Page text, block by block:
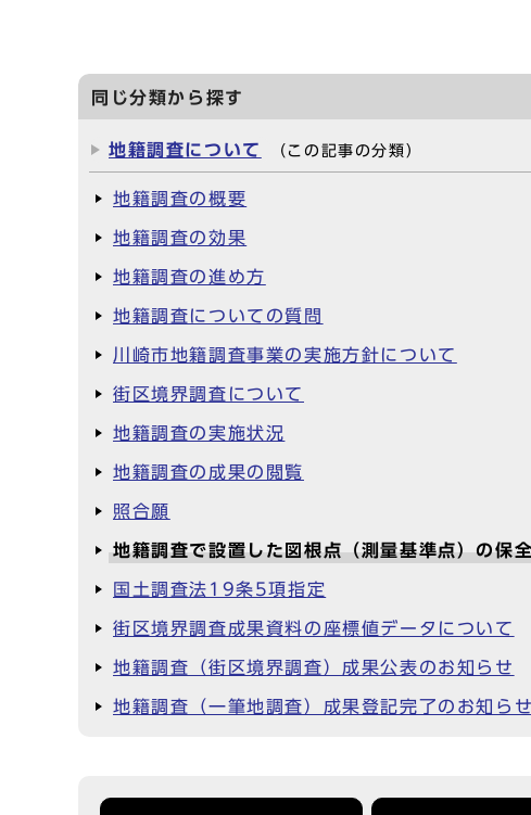
同じ分類から探す
地籍調査について （この記事の分類）
地籍調査の概要
地籍調査の効果
地籍調査の進め方
地籍調査についての質問
川崎市地籍調査事業の実施方針について
街区境界調査について
地籍調査の実施状況
地籍調査の成果の閲覧
照合願
地籍調査で設置した図根点（測量基準点）の保
国土調査法19条5項指定
街区境界調査成果資料の座標値データについて
地籍調査（街区境界調査）成果公表のお知らせ
地籍調査（一筆地調査）成果登記完了のお知らせ